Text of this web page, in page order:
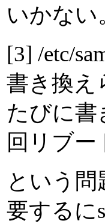
いかない
[3] /etc/
書き換え
たびに書
回リブ
という
要するに